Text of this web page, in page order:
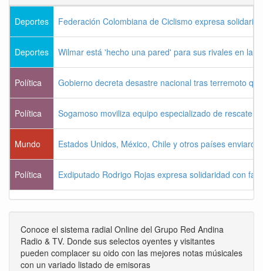
Deportes Federación Colombiana de Ciclismo expresa
Deportes Wilmar está 'hecho una pared' para sus rivales en la
Política Gobierno decreta desastre nacional tras terremoto
Política Sogamoso moviliza equipo especializado de rescate
Mundo Estados Unidos, México, Chile y otros países
Política Exdiputado Rodrigo Rojas expresa solidaridad con
Conoce el sistema radial Online del Grupo Red Andina
Radio & TV. Donde sus selectos oyentes y visitantes
pueden complacer su oido con las mejores notas músicales
con un variado listado de emisoras